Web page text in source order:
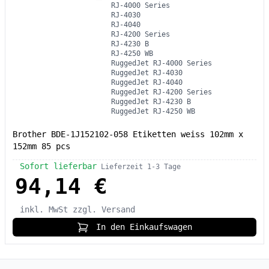
RJ-4000 Series
RJ-4030
RJ-4040
RJ-4200 Series
RJ-4230 B
RJ-4250 WB
RuggedJet RJ-4000 Series
RuggedJet RJ-4030
RuggedJet RJ-4040
RuggedJet RJ-4200 Series
RuggedJet RJ-4230 B
RuggedJet RJ-4250 WB
Brother BDE-1J152102-058 Etiketten weiss 102mm x
152mm 85 pcs
Sofort lieferbar Lieferzeit 1-3 Tage
94,14 €
inkl. MwSt
zzgl. Versand
In den Einkaufswagen